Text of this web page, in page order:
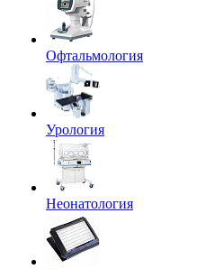
Офтальмология
Урология
Неонатология